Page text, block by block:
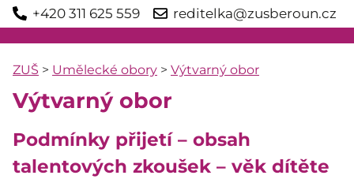
+420 311 625 559 reditelka@zusberoun.cz
ZUŠ > Umělecké obory > Výtvarný obor
Výtvarný obor
Podmínky přijetí – obsah
talentových zkoušek – věk dítěte